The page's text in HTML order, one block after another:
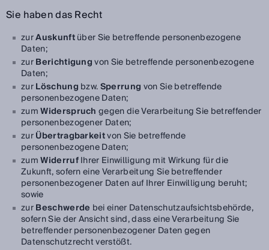
Sie haben das Recht
zurAuskunftüber Sie betreffende personenbezogene
Daten;
zurBerichtigungvon Sie betreffende personenbezogene
Daten;
zurLöschung bzw.Sperrung von Sie betreffende
personenbezogene Daten;
zumWiderspruchgegen die Verarbeitung Sie betreffender
personenbezogener Daten;
zurÜbertragbarkeitvon Sie betreffende
personenbezogene Daten;
zumWiderrufIhrer Einwilligung mit Wirkung für die
Zukunft, sofern eine Verarbeitung Sie betreffender
personenbezogener Daten auf Ihrer Einwilligung beruht;
sowie
zurBeschwerde bei einer Datenschutzaufsichtsbehörde,
sofern Sie der Ansicht sind, dass eine Verarbeitung Sie
betreffender personenbezogener Daten gegen
Datenschutzrecht verstößt.